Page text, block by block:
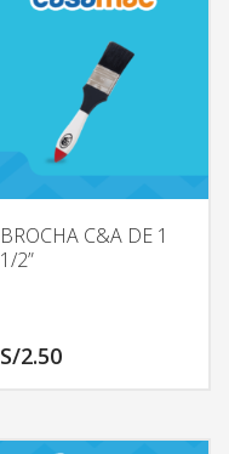
BROCHA C&A DE 1
1/2”
S/2.50